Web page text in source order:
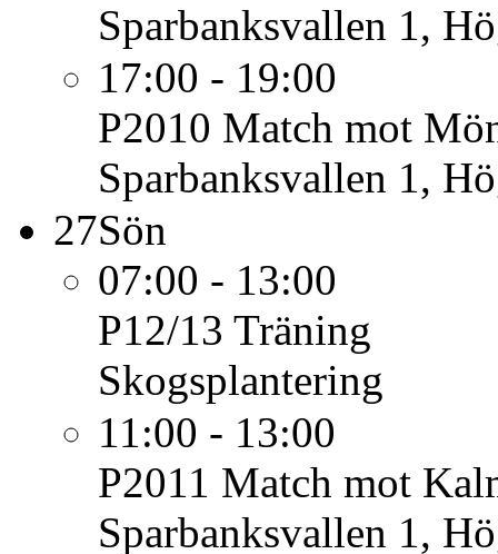
Sparbanksvallen 1,
17:00 - 19:00
P2010 Match mot
Sparbanksvallen 1,
27Sön
07:00 - 13:00
P12/13 Träning
Skogsplantering
11:00 - 13:00
P2011 Match mot
Sparbanksvallen 1,